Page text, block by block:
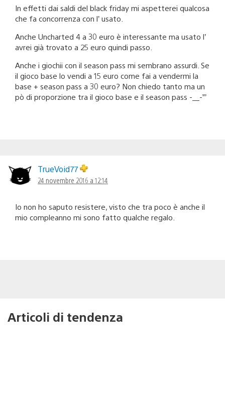
In effetti dai saldi del black friday mi aspetterei qualcosa
che fa concorrenza con l’ usato.
Anche Uncharted 4 a 30 euro è interessante ma usato l’
avrei già trovato a 25 euro quindi passo.
Anche i giochii con il season pass mi sembrano assurdi. Se
il gioco base lo vendi a 15 euro come fai a vendermi la
base + season pass a 30 euro? Non chiedo tanto ma un
pò di proporzione tra il gioco base e il season pass -__-”’
TrueVoid77
24 novembre 2016 a 12:14
Io non ho saputo resistere, visto che tra poco è anche il
mio compleanno mi sono fatto qualche regalo.
Articoli di tendenza